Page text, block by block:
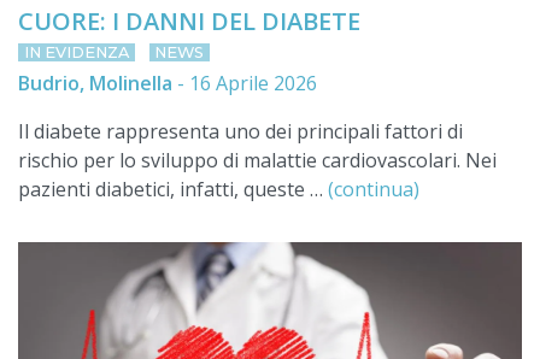
CUORE: I DANNI DEL DIABETE
IN EVIDENZA NEWS
Budrio, Molinella - 16 Aprile 2026
Il diabete rappresenta uno dei principali fattori di
rischio per lo sviluppo di malattie cardiovascolari. Nei
pazienti diabetici, infatti, queste … (continua)